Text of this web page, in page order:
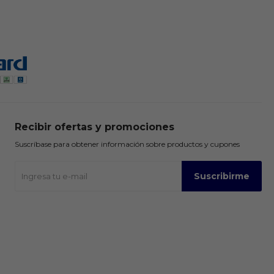
Recibir ofertas y promociones
Suscríbase para obtener información sobre productos y cupones
Suscribirme